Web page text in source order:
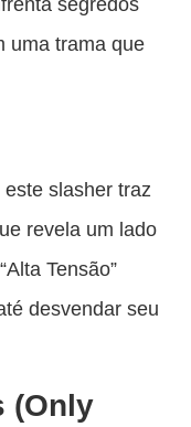
uma trama que
slasher traz
revela um lado
Tensão”
desvendar seu
(Only